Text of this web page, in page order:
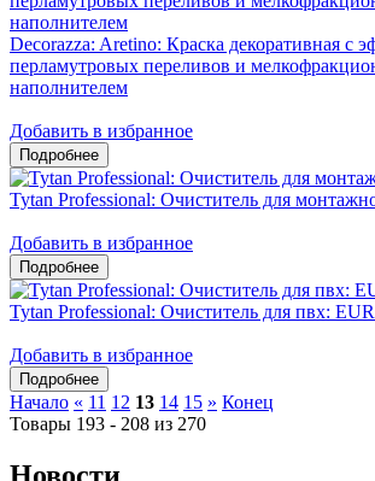
Decorazza: Aretino: Краска декоративная с
перламутровых переливов и
наполнителем
Добавить в избранное
Tytan Professional: Очиститель для
Добавить в избранное
Tytan Professional: Очиститель для пвх:
Добавить в избранное
Начало « 11 12 13 14 15 » Конец
Товары 193 - 208 из 270
Новости